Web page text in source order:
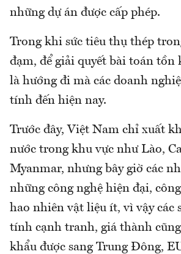
những dự án được cấp phép.
Trong khi sức tiêu thụ thép
đạm, để giải quyết bài toán tồn
là hướng đi mà các doanh
tính đến hiện nay.
Trước đây, Việt Nam chỉ xuất
nước trong khu vực như Lào,
Myanmar, nhưng bây giờ các
những công nghệ hiện đại,
hao nhiên vật liệu ít, vì vậy các
tính cạnh tranh, giá thành
khẩu được sang Trung Đông,